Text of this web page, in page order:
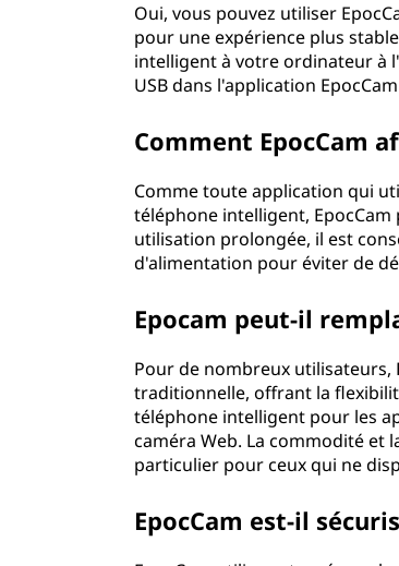
Oui, vous pouvez utiliser
pour une expérience plus
intelligent à votre ordinateur à
USB dans l'application
Comment EpocCam
Comme toute application qui
téléphone intelligent,
utilisation prolongée, il est
d'alimentation pour éviter de
Epocam peut-il
Pour de nombreux utilisateurs,
traditionnelle, offrant la
téléphone intelligent pour les
caméra Web. La commodité et
particulier pour ceux qui ne
EpocCam est-il